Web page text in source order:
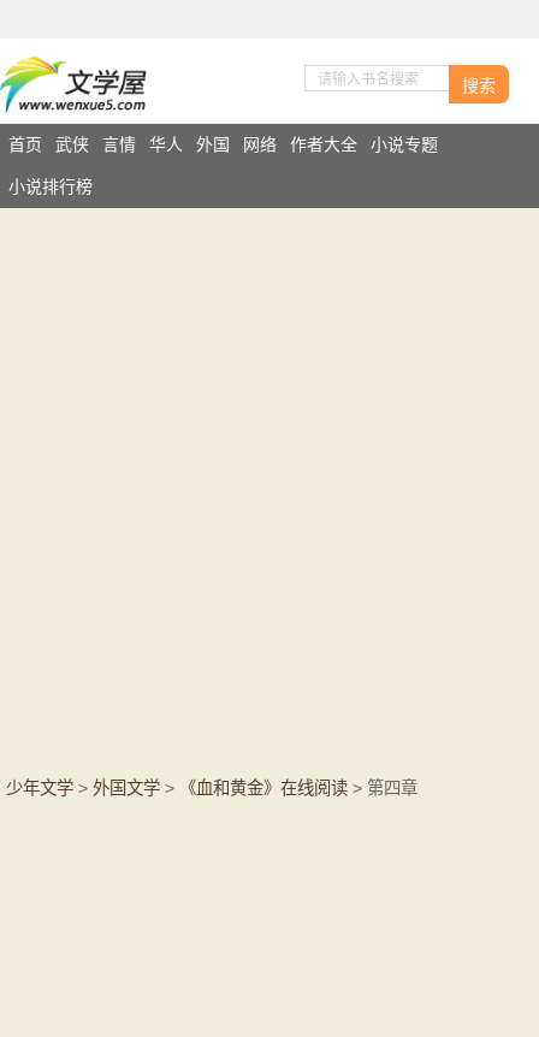
搜索
首页 武侠 言情 华人 外国 网络 作者大全 小说专题
小说排行榜
少年文学 > 外国文学 > 《血和黄金》在线阅读 > 第四章